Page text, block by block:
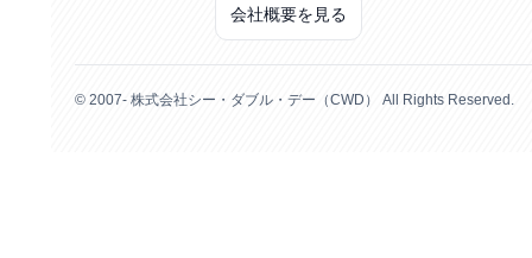
会社概要を見る
© 2007- 株式会社シー・ダブル・デー（CWD） All Rights Reserved.